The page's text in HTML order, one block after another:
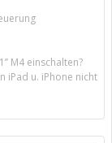
M4 einschalten?
iPad u. iPhone nicht